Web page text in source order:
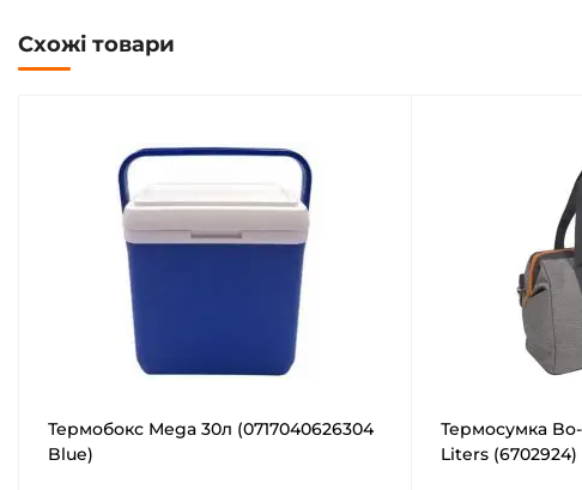
Схожі товари
Термобокс Mega 30л (0717040626304
Blue)
Термосумка
Liters (6702924)